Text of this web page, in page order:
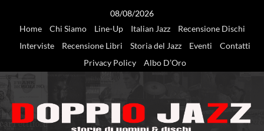
08/08/2026
Home
Chi Siamo Line-Up Italian Jazz
Recensione Dischi
Interviste
Recensione Libri Storia del Jazz Eventi
Contatti
Privacy Policy
Albo D’Oro